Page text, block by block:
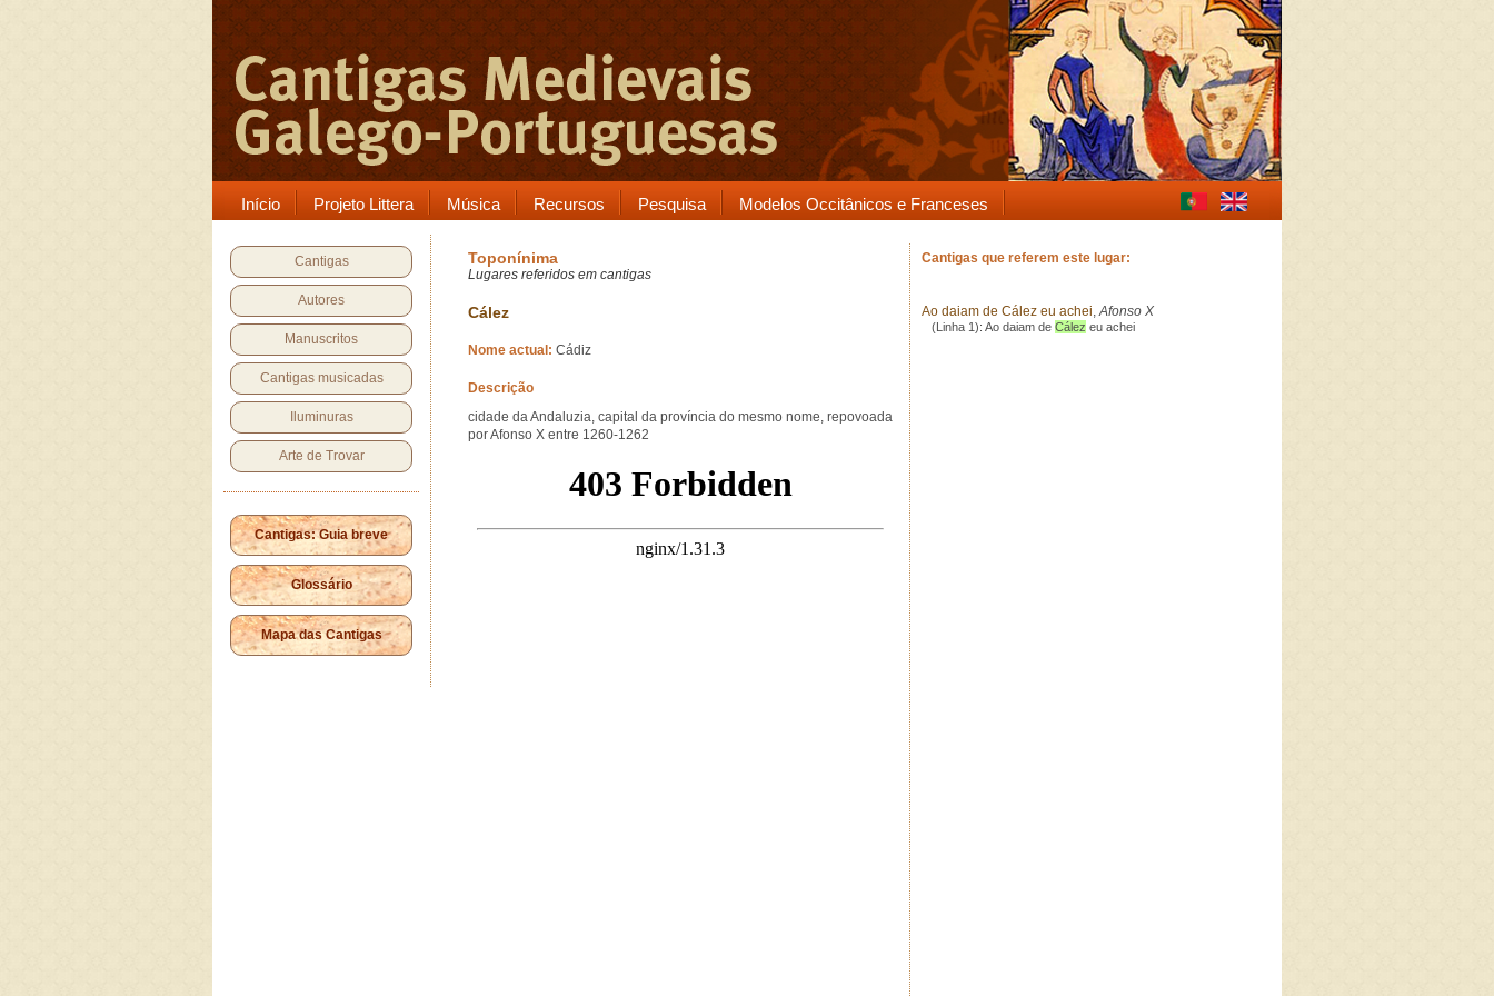
Início Projeto Littera Música Recursos Pesquisa Modelos Occitânicos e Franceses
Cantigas
Autores
Manuscritos
Cantigas musicadas
Iluminuras
Arte de Trovar
Cantigas: Guia breve
Glossário
Mapa das Cantigas
Toponínima
Lugares referidos em cantigas
Cález
Nome actual: Cádiz
Descrição
cidade da Andaluzia, capital da província do mesmo nome, repovoada
por Afonso X entre 1260-1262
Cantigas que referem este lugar:
Ao daiam de Cález eu achei,Afonso X
(Linha 1): Ao daiam de Cález eu achei